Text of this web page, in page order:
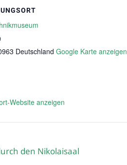
Deutschland Google Karte anzeigen
Website anzeigen
den Nikolaisaal